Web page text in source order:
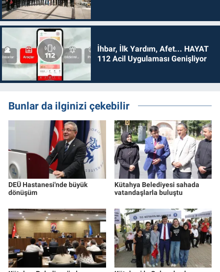
İhbar, İlk Yardım, Afet... HAYAT
112 Acil Uygulaması Genişliyor
Bunlar da ilginizi çekebilir
DEÜ Hastanesi'nde büyük
dönüşüm
Kütahya Belediyesi sahada
vatandaşlarla buluştu